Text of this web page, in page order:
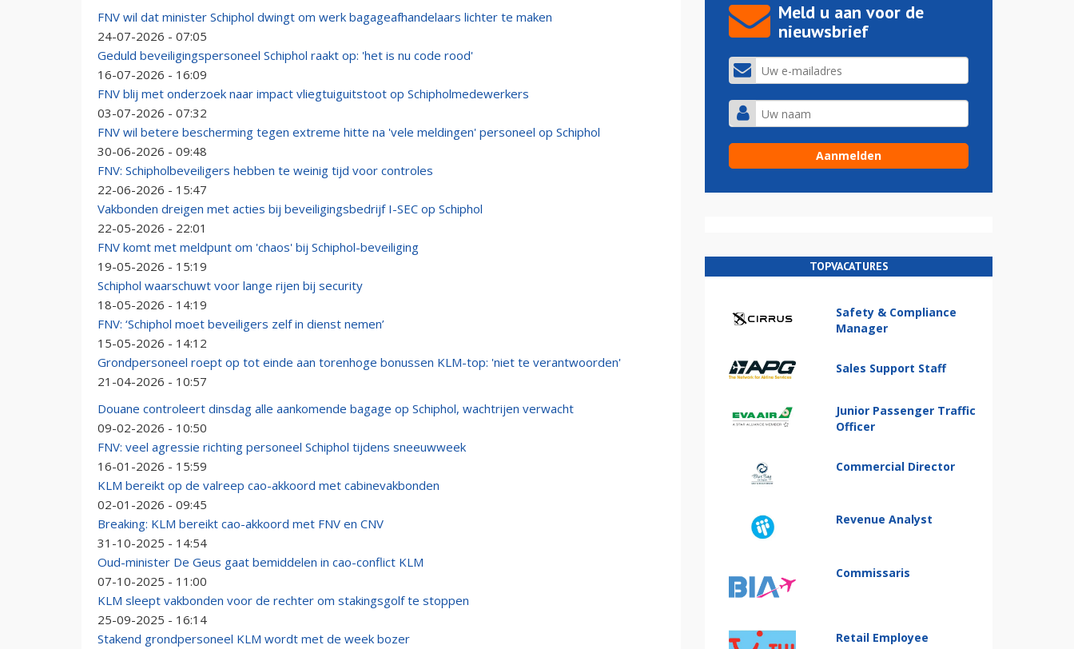
FNV wil dat minister Schiphol dwingt om werk bagageafhandelaars lichter te maken
24-07-2026 - 07:05
Geduld beveiligingspersoneel Schiphol raakt op: 'het is nu code rood'
16-07-2026 - 16:09
FNV blij met onderzoek naar impact vliegtuiguitstoot op Schipholmedewerkers
03-07-2026 - 07:32
FNV wil betere bescherming tegen extreme hitte na 'vele meldingen' personeel op Schiphol
30-06-2026 - 09:48
FNV: Schipholbeveiligers hebben te weinig tijd voor controles
22-06-2026 - 15:47
Vakbonden dreigen met acties bij beveiligingsbedrijf I-SEC op Schiphol
22-05-2026 - 22:01
FNV komt met meldpunt om 'chaos' bij Schiphol-beveiliging
19-05-2026 - 15:19
Schiphol waarschuwt voor lange rijen bij security
18-05-2026 - 14:19
FNV: ‘Schiphol moet beveiligers zelf in dienst nemen’
15-05-2026 - 14:12
Grondpersoneel roept op tot einde aan torenhoge bonussen KLM-top: 'niet te verantwoorden'
21-04-2026 - 10:57
Douane controleert dinsdag alle aankomende bagage op Schiphol, wachtrijen verwacht
09-02-2026 - 10:50
FNV: veel agressie richting personeel Schiphol tijdens sneeuwweek
16-01-2026 - 15:59
KLM bereikt op de valreep cao-akkoord met cabinevakbonden
02-01-2026 - 09:45
Breaking: KLM bereikt cao-akkoord met FNV en CNV
31-10-2025 - 14:54
Oud-minister De Geus gaat bemiddelen in cao-conflict KLM
07-10-2025 - 11:00
KLM sleept vakbonden voor de rechter om stakingsgolf te stoppen
25-09-2025 - 16:14
Stakend grondpersoneel KLM wordt met de week bozer
Meld u aan voor de
nieuwsbrief
TOPVACATURES
Safety & Compliance
Manager
Sales Support Staff
Junior Passenger Traffic
Officer
Commercial Director
Revenue Analyst
Commissaris
Retail Employee